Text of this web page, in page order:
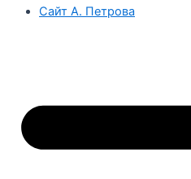
Сайт А. Петрова